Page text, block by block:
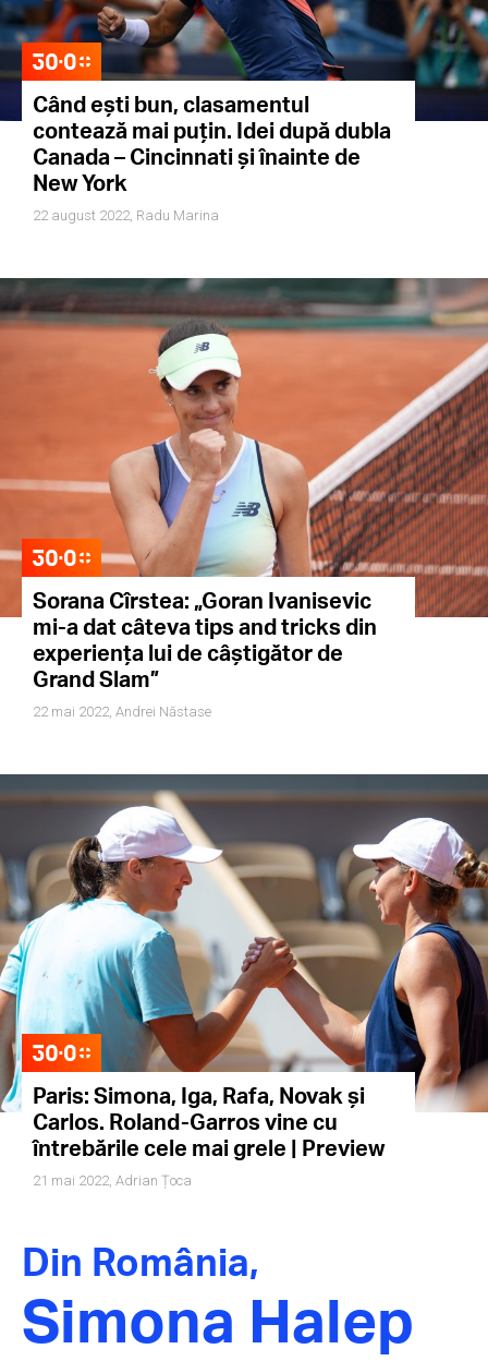
Când ești bun, clasamentul
contează mai puțin. Idei după dubla
Canada – Cincinnati și înainte de
New York
22 august 2022, Radu Marina
Sorana Cîrstea: „Goran Ivanisevic
mi-a dat câteva tips and tricks din
experiența lui de câștigător de
Grand Slam”
22 mai 2022, Andrei Năstase
Paris: Simona, Iga, Rafa, Novak și
Carlos. Roland-Garros vine cu
întrebările cele mai grele | Preview
21 mai 2022, Adrian Țoca
Din România,
Simona Halep